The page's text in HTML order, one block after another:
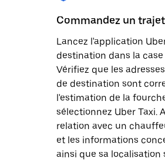
fermer
calendrier.
Commandez un
Lancez l'application
destination dans la
Vérifiez que les
de destination sont
l'estimation de la
sélectionnez Uber Taxi.
relation avec un
et les informations
ainsi que sa localisation